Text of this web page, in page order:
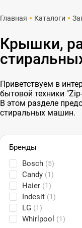
Главная Каталоги
Крышки,
Приветствуем в
бытовой техники
В этом разделе
стиральных машин.
Бренды
Bosch (5)
Candy (1)
Haier (1)
Indesit (1)
LG (1)
Whirlpool (1)